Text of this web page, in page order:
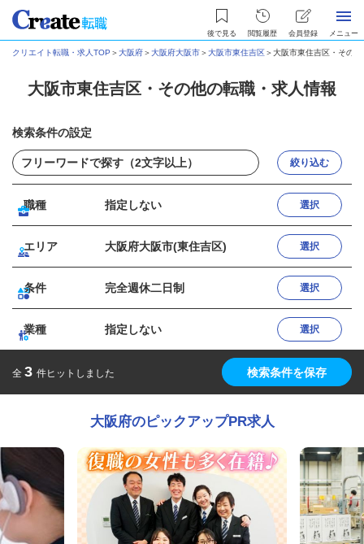
後で見る 閲覧履歴 会員登録 メニュー
クリエイト転職・求人TOP ＞大阪府＞大阪府大阪市＞大阪市東住吉区＞大阪市東住吉区・その
大阪市東住吉区・その他の転職・求人情報
検索条件の設定
絞り込む
職種 指定しない 選択
エリア 大阪府大阪市(東住吉区) 選択
条件 完全週休二日制 選択
業種 指定しない 選択
全 3 件ヒットしました 検索条件を保存
大阪府のピックアップPR求人